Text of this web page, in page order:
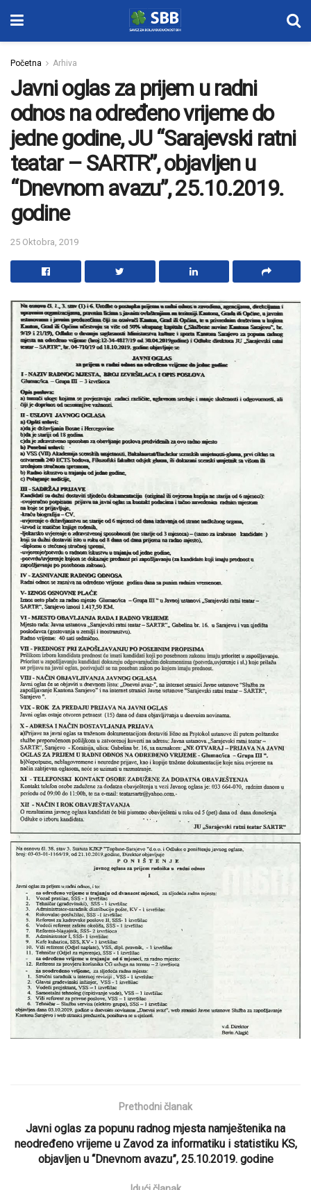
Početna Arhiva
Javni oglas za prijem u radni
odnos na određeno vrijeme do
jedne godine, JU “Sarajevski ratni
teatar – SARTR”, objavljen u
“Dnevnom avazu”, 25.10.2019.
godine
25 Oktobra, 2019
Prethodni članak
Javni oglas za popunu radnog mjesta namještenika na
neodređeno vrijeme u Zavod za informatiku i statistiku KS,
objavljen u “Dnevnom avazu”, 25.10.2019. godine